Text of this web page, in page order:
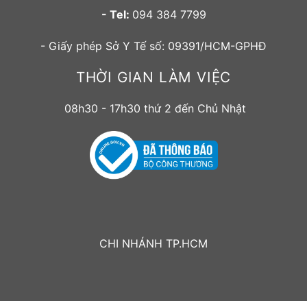
- Tel: 094 384 7799
- Giấy phép Sở Y Tế số: 09391/HCM-GPHĐ
THỜI GIAN LÀM VIỆC
08h30 - 17h30 thứ 2 đến Chủ Nhật
CHI NHÁNH TP.HCM